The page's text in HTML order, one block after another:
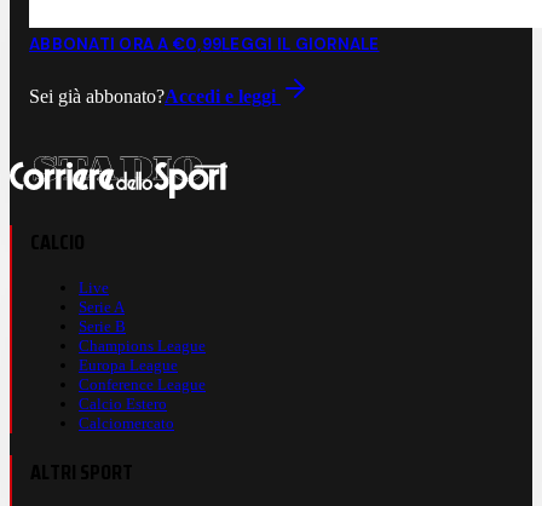
ABBONATI ORA A €0,99LEGGI IL GIORNALE
Sei già abbonato?Accedi e leggi
Live
Serie A
Serie B
Champions League
Europa League
Conference League
Calcio Estero
Calciomercato